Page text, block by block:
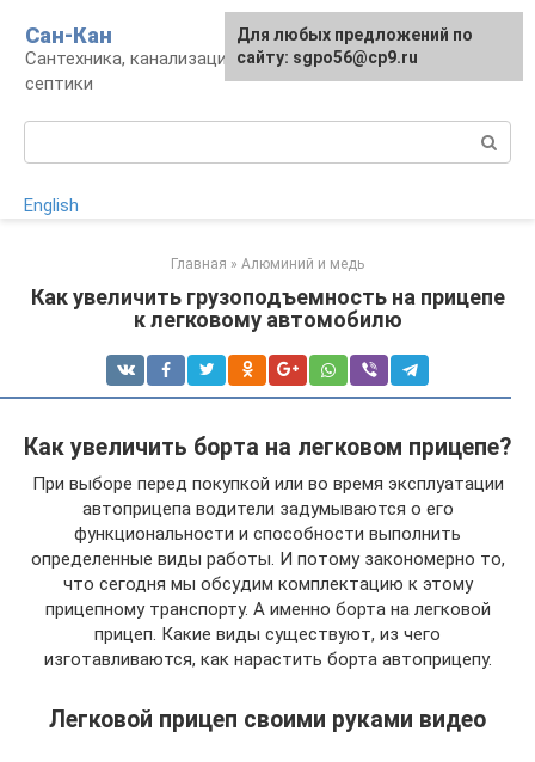
контенту
Сан-Кан
Сантехника, канализация, водопровод,
септики
English
Главная » Алюминий и медь
Как увеличить грузоподъемность на прицепе
к легковому автомобилю
Как увеличить борта на легковом прицепе?
При выборе перед покупкой или во время эксплуатации
автоприцепа водители задумываются о его
функциональности и способности выполнить
определенные виды работы. И потому закономерно то,
что сегодня мы обсудим комплектацию к этому
прицепному транспорту. А именно борта на легковой
прицеп. Какие виды существуют, из чего
изготавливаются, как нарастить борта автоприцепу.
Легковой прицеп своими руками видео
Для любых предложений по
сайту: sgpo56@cp9.ru